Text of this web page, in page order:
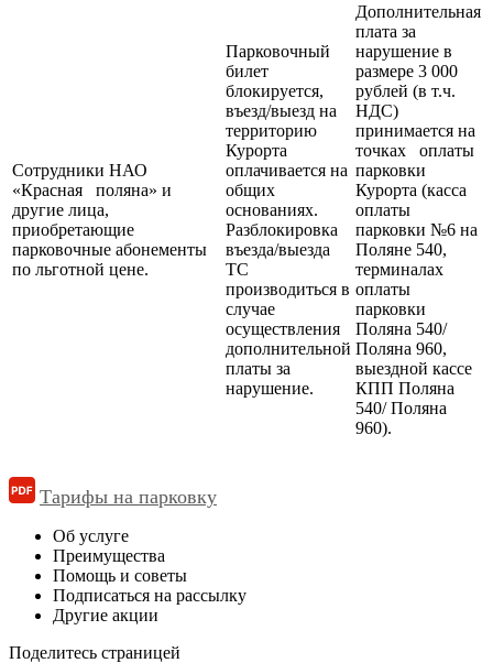
Сотрудники НАО
«Красная поляна» и
другие лица,
приобретающие
парковочные абонементы
по льготной цене.
Парковочный
билет
блокируется,
въезд/выезд на
территорию
Курорта
оплачивается на
общих
основаниях.
Разблокировка
въезда/выезда
ТС
производиться в
случае
осуществления
дополнительной
платы за
нарушение.
Дополнительная
плата за
нарушение в
размере 3 000
рублей (в т.ч.
НДС)
принимается на
точках оплаты
парковки
Курорта (касса
оплаты
парковки №6 на
Поляне 540,
терминалах
оплаты
парковки
Поляна 540/
Поляна 960,
выездной кассе
КПП Поляна
540/ Поляна
960).
Тарифы на парковку
Об услуге
Преимущества
Помощь и советы
Подписаться на рассылку
Другие акции
Поделитесь страницей